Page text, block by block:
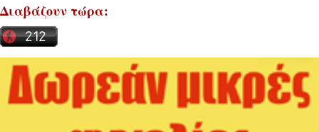
Διαβάζουν τώρα: